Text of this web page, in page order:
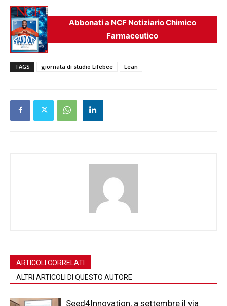
Abbonati a NCF Notiziario Chimico
Farmaceutico
TAGS giornata di studio Lifebee Lean
ARTICOLI CORRELATI
ALTRI ARTICOLI DI QUESTO AUTORE
Seed4Innovation, a settembre il via